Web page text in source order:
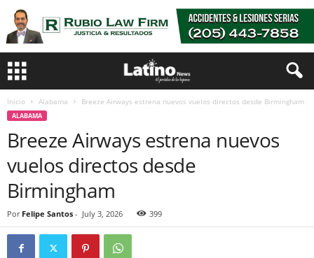
Inicio Alabama Breeze Airways estrena nuevos vuelos directos desde Birmingham
ALABAMA
Breeze Airways estrena nuevos
vuelos directos desde
Birmingham
Por Felipe Santos - July 3, 2026 399